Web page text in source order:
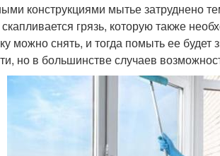
конструкциями мытье затруднено
грязь, которую также
можно снять, и тогда помыть ее
но в большинстве случаев